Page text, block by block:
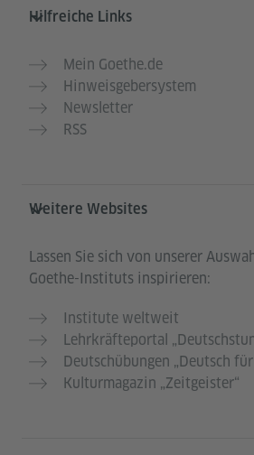
Hilfreiche Links
Mein Goethe.de
Hinweisgebersystem
Newsletter
RSS
Weitere Websites
Lassen Sie sich von unserer
Goethe-Instituts inspirieren:
Institute weltweit
Lehrkräfteportal
Deutschübungen „Deutsch
Kulturmagazin „Zeitgeister“